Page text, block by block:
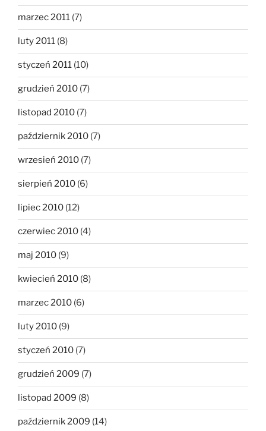
marzec 2011 (7)
luty 2011 (8)
styczeń 2011 (10)
grudzień 2010 (7)
listopad 2010 (7)
październik 2010 (7)
wrzesień 2010 (7)
sierpień 2010 (6)
lipiec 2010 (12)
czerwiec 2010 (4)
maj 2010 (9)
kwiecień 2010 (8)
marzec 2010 (6)
luty 2010 (9)
styczeń 2010 (7)
grudzień 2009 (7)
listopad 2009 (8)
październik 2009 (14)